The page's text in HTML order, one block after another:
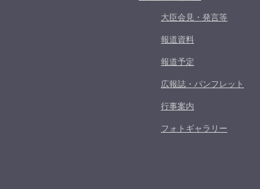
大臣会見・発言等
報道資料
報道予定
広報誌・パンフレット
行事案内
フォトギャラリー